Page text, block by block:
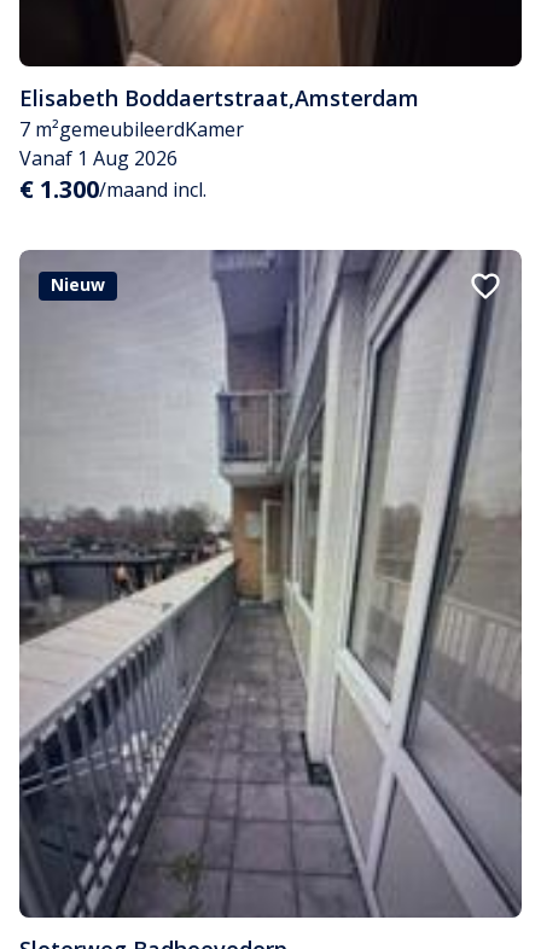
Elisabeth Boddaertstraat,Amsterdam
7 m²gemeubileerdKamer
Vanaf 1 Aug 2026
€ 1.300/maand incl.
Nieuw